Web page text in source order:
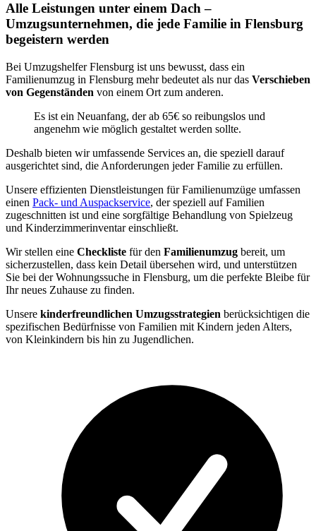
Alle Leistungen unter einem Dach –
Umzugsunternehmen, die jede Familie in Flensburg
begeistern werden
Bei Umzugshelfer Flensburg ist uns bewusst, dass ein
Familienumzug in Flensburg mehr bedeutet als nur das Verschieben
von Gegenständen von einem Ort zum anderen.
Es ist ein Neuanfang, der ab 65€ so reibungslos und
angenehm wie möglich gestaltet werden sollte.
Deshalb bieten wir umfassende Services an, die speziell darauf
ausgerichtet sind, die Anforderungen jeder Familie zu erfüllen.
Unsere effizienten Dienstleistungen für Familienumzüge umfassen
einen Pack- und Auspackservice, der speziell auf Familien
zugeschnitten ist und eine sorgfältige Behandlung von Spielzeug
und Kinderzimmerinventar einschließt.
Wir stellen eine Checkliste für den Familienumzug bereit, um
sicherzustellen, dass kein Detail übersehen wird, und unterstützen
Sie bei der Wohnungssuche in Flensburg, um die perfekte Bleibe für
Ihr neues Zuhause zu finden.
Unsere kinderfreundlichen Umzugsstrategien berücksichtigen die
spezifischen Bedürfnisse von Familien mit Kindern jeden Alters,
von Kleinkindern bis hin zu Jugendlichen.